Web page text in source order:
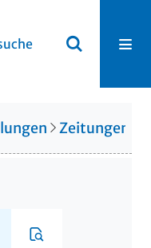
Zeitungen